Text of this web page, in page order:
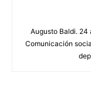
Augusto Baldi. 24
Comunicación